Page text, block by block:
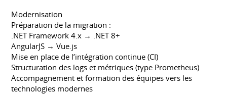
Modernisation
Préparation de la migration :
.NET Framework 4.x → .NET 8+
AngularJS → Vue.js
Mise en place de l’intégration continue (CI)
Structuration des logs et métriques (type Prometheus)
Accompagnement et formation des équipes vers les
technologies modernes